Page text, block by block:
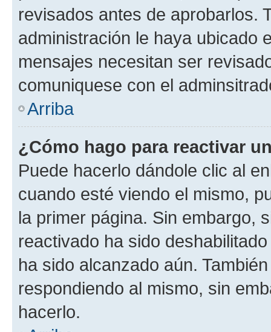
revisados antes de aprobarlos.
administración le haya ubicado
mensajes necesitan ser
comuniquese con el
Arriba
¿Cómo hago para reactivar
Puede hacerlo dándole clic al
cuando esté viendo el mismo,
la primer página. Sin embargo,
reactivado ha sido
ha sido alcanzado aún.
respondiendo al mismo, sin
hacerlo.